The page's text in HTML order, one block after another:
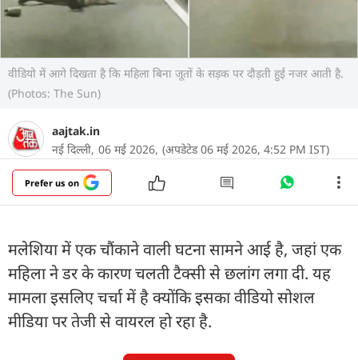
वीडियो में आगे दिखता है कि महिला बिना जूतों के सड़क पर दौड़ती हुई नजर आती है.
(Photos: The Sun)
aajtak.in
नई दिल्ली, 06 मई 2026, (अपडेटेड 06 मई 2026, 4:52 PM IST)
Prefer us on
मलेशिया में एक चौंकाने वाली घटना सामने आई है, जहां एक
महिला ने डर के कारण चलती टैक्सी से छलांग लगा दी. यह
मामला इसलिए चर्चा में है क्योंकि इसका वीडियो सोशल
मीडिया पर तेजी से वायरल हो रहा है.